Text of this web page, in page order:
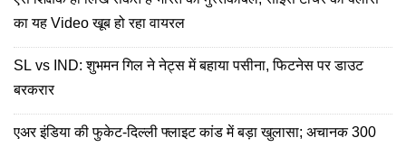
का यह Video खूब हो रहा वायरल
SL vs IND: शुभमन गिल ने नेट्स में बहाया पसीना, फिटनेस पर डाउट
बरकरार
एअर इंडिया की फुकेट-दिल्ली फ्लाइट कांड में बड़ा खुलासा; अचानक 300